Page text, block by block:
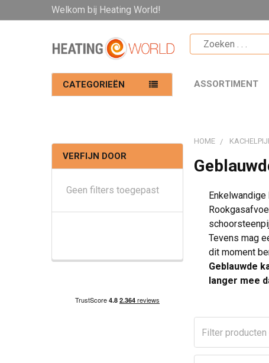
Welkom bij Heating World!
CATEGORIEËN ASSORTIMENT
VERFIJN DOOR
Geen filters toegepast
HOME
Enkelwandige
Tevens mag
dit moment
Geblauwde
langer mee